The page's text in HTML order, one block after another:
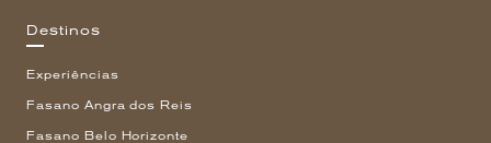
Destinos
Experiências
Fasano Angra dos Reis
Fasano Belo Horizonte